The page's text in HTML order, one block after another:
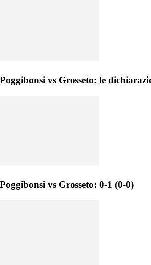
Poggibonsi vs Grosseto: le
Poggibonsi vs Grosseto: 0-1 (0-0)